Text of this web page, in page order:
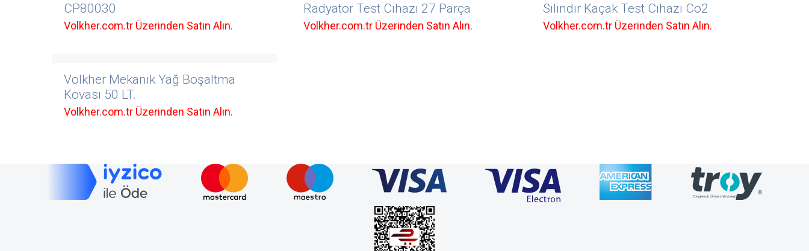
CP80030
Volkher.com.tr Üzerinden Satın Alın.
Radyatör Test Cihazı 27 Parça
Volkher.com.tr Üzerinden Satın Alın.
Silindir Kaçak Test Cihazı Co2
Volkher.com.tr Üzerinden Satın Alın.
Volkher Mekanik Yağ Boşaltma
Kovası 50 LT.
Volkher.com.tr Üzerinden Satın Alın.